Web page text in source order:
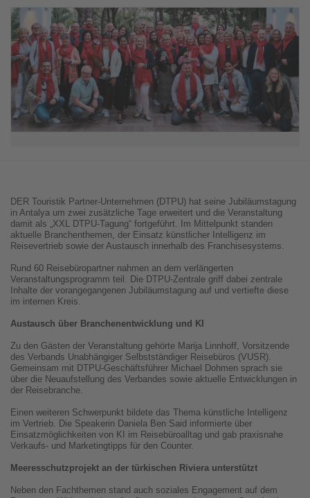
DER Touristik Partner-Unternehmen (DTPU) hat seine Jubiläumstagung
in Antalya um zwei zusätzliche Tage erweitert und die Veranstaltung
damit als „XXL DTPU-Tagung“ fortgeführt. Im Mittelpunkt standen
aktuelle Branchenthemen, der Einsatz künstlicher Intelligenz im
Reisevertrieb sowie der Austausch innerhalb des Franchisesystems.
Rund 60 Reisebüropartner nahmen an dem verlängerten
Veranstaltungsprogramm teil. Die DTPU-Zentrale griff dabei zentrale
Inhalte der vorangegangenen Jubiläumstagung auf und vertiefte diese
im internen Kreis.
Austausch über Branchenentwicklung und KI
Zu den Gästen der Veranstaltung gehörte Marija Linnhoff, Vorsitzende
des Verbands Unabhängiger Selbstständiger Reisebüros (VUSR).
Gemeinsam mit DTPU-Geschäftsführer Michael Dohmen sprach sie
über die Neuaufstellung des Verbandes sowie aktuelle Entwicklungen in
der Reisebranche.
Einen weiteren Schwerpunkt bildete das Thema künstliche Intelligenz
im Vertrieb. Die Speakerin Daniela Ben Said informierte über
Einsatzmöglichkeiten von KI im Reisebüroalltag und gab praxisnahe
Verkaufs- und Marketingtipps für den Counter.
Meeresschutzprojekt an der türkischen Riviera unterstützt
Neben den Fachthemen stand auch soziales Engagement auf dem